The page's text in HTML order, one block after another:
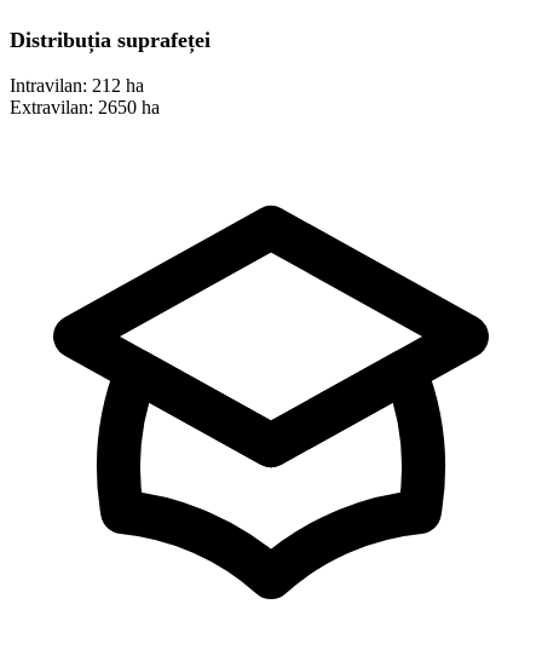
Distribuția suprafeței
Intravilan: 212 ha
Extravilan: 2650 ha